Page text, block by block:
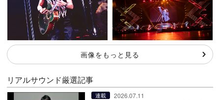
画像をもっと見る
リアルサウンド厳選記事
連載 2026.07.11